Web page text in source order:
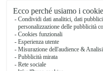
★★★★★4.4 (27)
Via Umberto I° 11/13
Vedi il negozio